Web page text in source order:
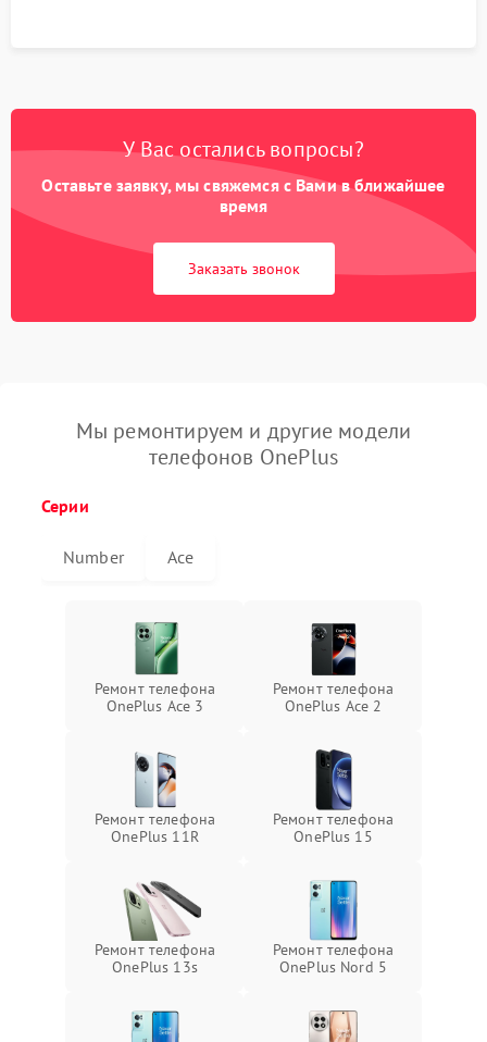
У Вас остались вопросы?
Оставьте заявку, мы свяжемся с Вами в ближайшее
время
Заказать звонок
Мы ремонтируем и другие модели
телефонов OnePlus
Серии
Number Ace
Ремонт телефона
OnePlus Ace 3
Ремонт телефона
OnePlus Ace 2
Ремонт телефона
OnePlus 11R
Ремонт телефона
OnePlus 15
Ремонт телефона
OnePlus 13s
Ремонт телефона
OnePlus Nord 5